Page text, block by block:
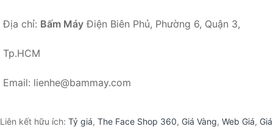
Địa chỉ: Bấm Máy Điện Biên Phủ, Phường 6, Quận 3,
Tp.HCM
Email: lienhe@bammay.com
Liên kết hữu ích: Tỷ giá, The Face Shop 360, Giá Vàng, Web Giá, Giá